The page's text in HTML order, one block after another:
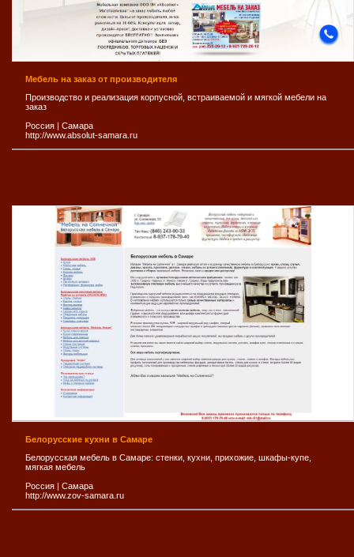
Мебель на заказ от производителя
Производство и реализация корпусной, встраиваемой и мягкой мебели на
заказ
Россия
Самара
http://www.absolut-samara.ru
Белорусские кухни в Самаре
Белорусская мебель в Самаре: стенки, кухни, прихожие, шкафы-купе,
мягкая мебель
Россия
Самара
http://www.zov-samara.ru